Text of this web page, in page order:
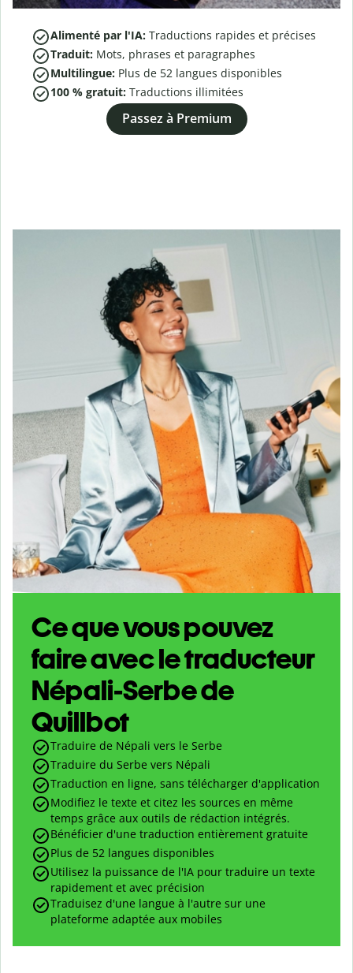
Alimenté par l'IA: Traductions rapides et précises
Traduit: Mots, phrases et paragraphes
Multilingue: Plus de 52 langues disponibles
100 % gratuit: Traductions illimitées
Passez à Premium
Ce que vous pouvez
faire avec le traducteur
Népali-Serbe de
Quillbot
Traduire de Népali vers le Serbe
Traduire du Serbe vers Népali
Traduction en ligne, sans télécharger d'application
Modifiez le texte et citez les sources en même
temps grâce aux outils de rédaction intégrés.
Bénéficier d'une traduction entièrement gratuite
Plus de 52 langues disponibles
Utilisez la puissance de l'IA pour traduire un texte
rapidement et avec précision
Traduisez d'une langue à l'autre sur une
plateforme adaptée aux mobiles